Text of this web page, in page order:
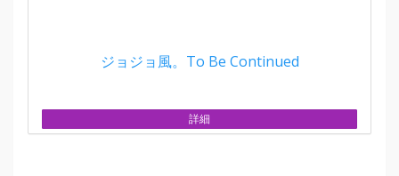
ジョジョ風。To Be Continued
詳細